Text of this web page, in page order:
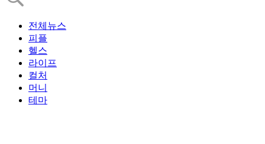
전체뉴스
피플
헬스
라이프
컬처
머니
테마